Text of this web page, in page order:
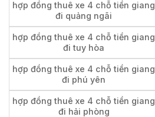
hợp đồng thuê xe 4 chỗ tiền giang
đi quảng ngãi
hợp đồng thuê xe 4 chỗ tiền giang
đi tuy hòa
hợp đồng thuê xe 4 chỗ tiền giang
đi phú yên
hợp đồng thuê xe 4 chỗ tiền giang
đi hải phòng